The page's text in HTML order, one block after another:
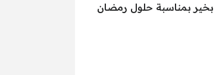
بخير بمناسبة حلول رمضان